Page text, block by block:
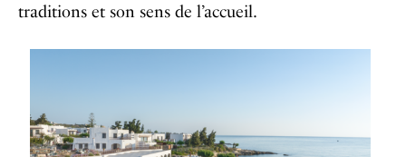
traditions et son sens de l’accueil.